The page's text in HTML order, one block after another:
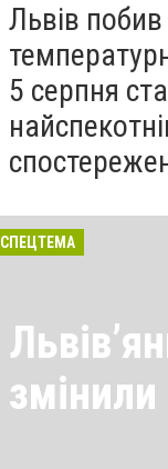
Львів
5 серпня
СПЕЦТЕМА
змінили